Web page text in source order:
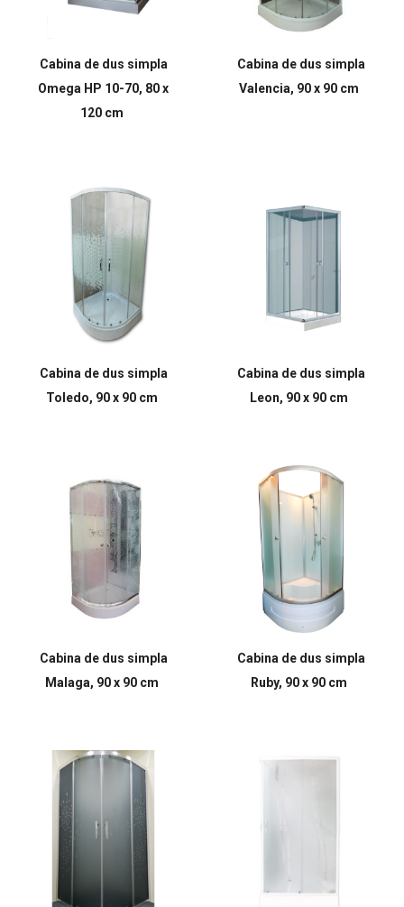
Cabina de dus simpla
Omega HP 10-70, 80 x
120 cm
Cabina de dus simpla
Valencia, 90 x 90 cm
Cabina de dus simpla
Toledo, 90 x 90 cm
Cabina de dus simpla
Leon, 90 x 90 cm
Cabina de dus simpla
Malaga, 90 x 90 cm
Cabina de dus simpla
Ruby, 90 x 90 cm